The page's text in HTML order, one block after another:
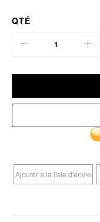
QTÉ
Ajouter a la liste d'envie